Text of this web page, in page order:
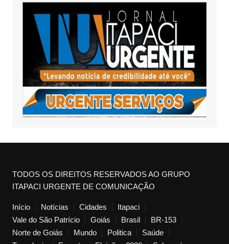
TODOS OS DIREITOS RESERVADOS AO GRUPO
ITAPACI URGENTE DE COMUNICAÇÃO
Início Notícias Cidades
Itapaci
Vale do São Patrício
Goiás Brasil
BR-153
Norte de Goiás
Mundo Politica
Saúde